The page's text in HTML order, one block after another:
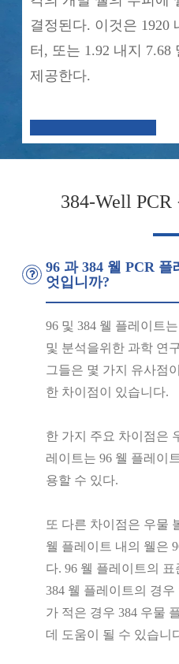
결정된다. 이것은 1920
터, 또는 1.92 내지
제공한다.
384-Well
96 과 384 웰 PCR
엇입니까?
96 및 384 웰 플레이트
및 분석을위한 과학 연
그들은 몇 가지 유사점
한 차이점이 있습니다.
한 가지 주요 차이점은
레이트는 96 웰 플레이
용할 수 있다.
또 다른 차이점은 우물
웰 플레이트 내의 웰은
다. 96 웰 플레이트의
384 웰 플레이트의 경우
가 적은 경우 384 우물
데 도움이 될 수 있습니